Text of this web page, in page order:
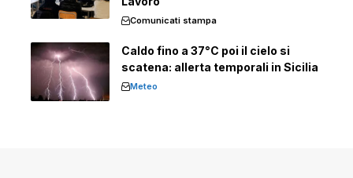
Comunicati stampa
Caldo fino a 37°C poi il cielo si
scatena: allerta temporali in Sicilia
Meteo